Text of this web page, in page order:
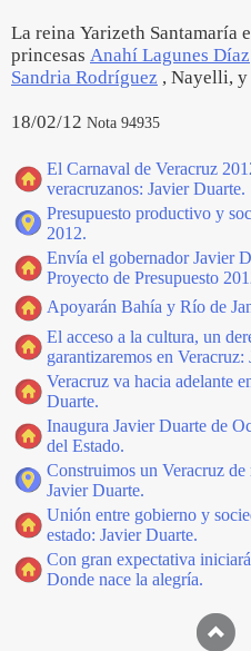
La reina Yarizeth Santamaría
princesas Anahí Lagunes Díaz
Sandria Rodríguez , Nayelli, y
18/02/12 Nota 94935
El Carnaval de Veracruz
veracruzanos: Javier Duarte.
Presupuesto productivo y
2012.
Envía el gobernador Javier
Proyecto de Presupuesto
Apoyarán Bahía y Río de
El acceso a la cultura, un
garantizaremos en Veracruz:
Veracruz va hacia adelante
Duarte.
Inaugura Javier Duarte de
del Estado.
Construimos un Veracruz de
Javier Duarte.
Unión entre gobierno y
estado: Javier Duarte.
Con gran expectativa
Donde nace la alegría.